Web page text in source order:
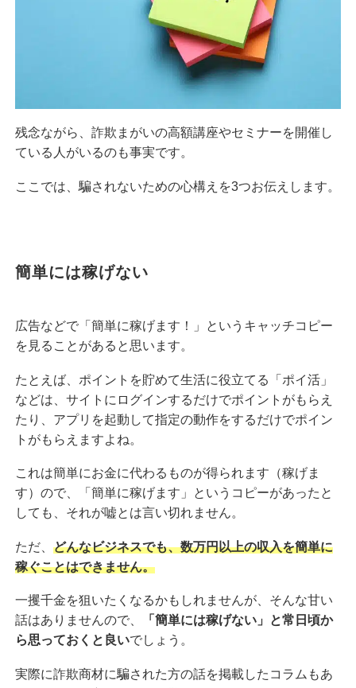
残念ながら、詐欺まがいの高額講座やセミナーを開催し
ている人がいるのも事実です。
ここでは、騙されないための心構えを3つお伝えします。
簡単には稼げない
広告などで「簡単に稼げます！」というキャッチコピー
を見ることがあると思います。
たとえば、ポイントを貯めて生活に役立てる「ポイ活」
などは、サイトにログインするだけでポイントがもらえ
たり、アプリを起動して指定の動作をするだけでポイン
トがもらえますよね。
これは簡単にお金に代わるものが得られます（稼げま
す）ので、「簡単に稼げます」というコピーがあったと
しても、それが嘘とは言い切れません。
ただ、 どんなビジネスでも、数万円以上の収入を簡単に
稼ぐことはできません。
一攫千金を狙いたくなるかもしれませんが、そんな甘い
話はありませんので、
「簡単には稼げない」と常日頃か
ら思っておくと良いでしょう。
実際に詐欺商材に騙された方の話を掲載したコラムもあ